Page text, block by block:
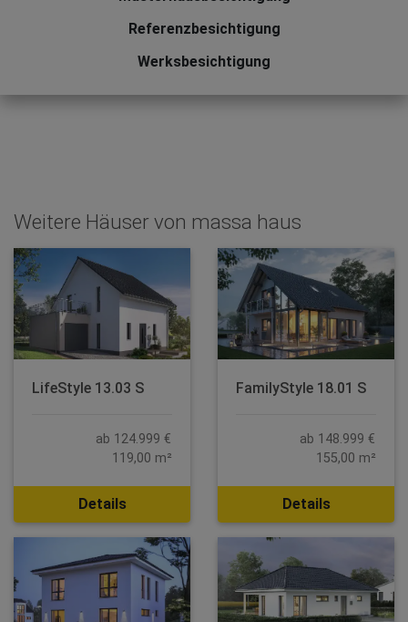
Referenzbesichtigung
Werksbesichtigung
Weitere Häuser von massa haus
LifeStyle 13.03 S
ab 124.999 €
119,00 m²
Details
FamilyStyle 18.01 S
ab 148.999 €
155,00 m²
Details